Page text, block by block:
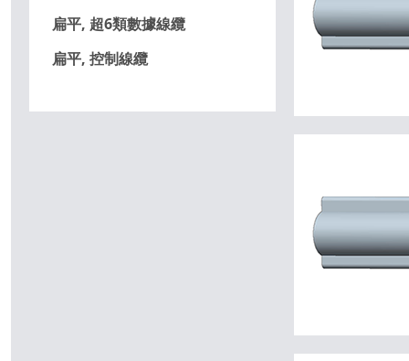
扁平, 超6類數據線纜
扁平, 控制線纜